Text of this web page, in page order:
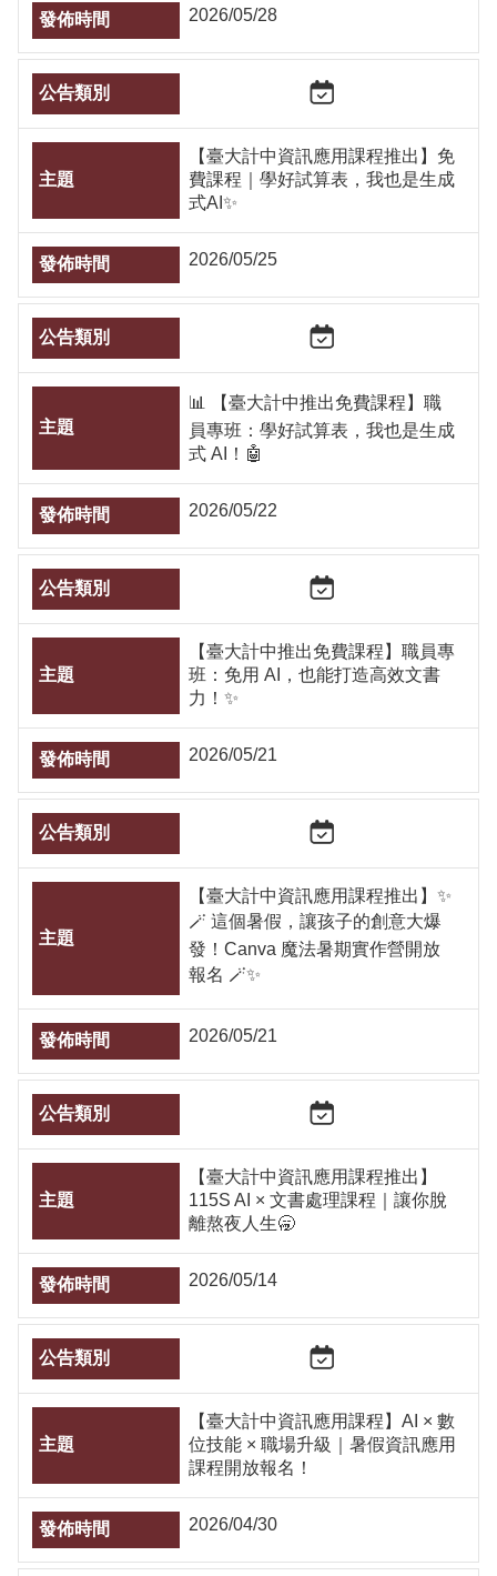
2026/05/28
【臺大計中資訊應用課程推出】免
費課程｜學好試算表，我也是生成
式AI✨
2026/05/25
📊 【臺大計中推出免費課程】職
員專班：學好試算表，我也是生成
式 AI！🤖
2026/05/22
【臺大計中推出免費課程】職員專
班：免用 AI，也能打造高效文書
力！✨
2026/05/21
【臺大計中資訊應用課程推出】✨
🪄 這個暑假，讓孩子的創意大爆
發！Canva 魔法暑期實作營開放
報名 🪄✨
2026/05/21
【臺大計中資訊應用課程推出】
115S AI × 文書處理課程｜讓你脫
離熬夜人生🥱
2026/05/14
【臺大計中資訊應用課程】AI × 數
位技能 × 職場升級｜暑假資訊應用
課程開放報名！
2026/04/30